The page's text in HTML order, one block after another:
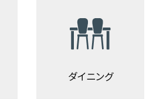
ダイニング